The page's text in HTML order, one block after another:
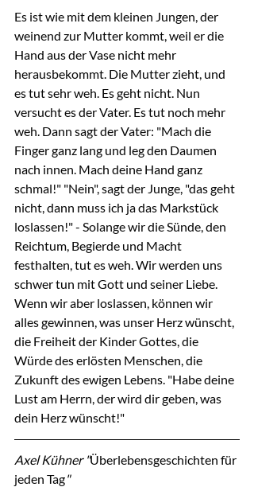
Es ist wie mit dem kleinen Jungen, der
weinend zur Mutter kommt, weil er die
Hand aus der Vase nicht mehr
herausbekommt. Die Mutter zieht, und
es tut sehr weh. Es geht nicht. Nun
versucht es der Vater. Es tut noch mehr
weh. Dann sagt der Vater: "Mach die
Finger ganz lang und leg den Daumen
nach innen. Mach deine Hand ganz
schmal!" "Nein", sagt der Junge, "das geht
nicht, dann muss ich ja das Markstück
loslassen!" - Solange wir die Sünde, den
Reichtum, Begierde und Macht
festhalten, tut es weh. Wir werden uns
schwer tun mit Gott und seiner Liebe.
Wenn wir aber loslassen, können wir
alles gewinnen, was unser Herz wünscht,
die Freiheit der Kinder Gottes, die
Würde des erlösten Menschen, die
Zukunft des ewigen Lebens. "Habe deine
Lust am Herrn, der wird dir geben, was
dein Herz wünscht!"
Axel Kühner "Überlebensgeschichten für
jeden Tag"